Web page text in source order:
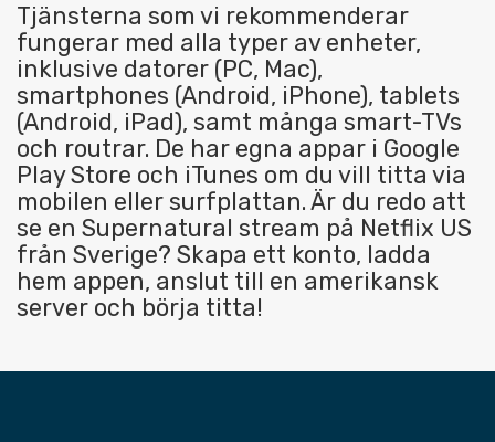
Tjänsterna som vi rekommenderar
fungerar med alla typer av enheter,
inklusive datorer (PC, Mac),
smartphones (Android, iPhone), tablets
(Android, iPad), samt många smart-TVs
och routrar. De har egna appar i Google
Play Store och iTunes om du vill titta via
mobilen eller surfplattan. Är du redo att
se en Supernatural stream på Netflix US
från Sverige? Skapa ett konto, ladda
hem appen, anslut till en amerikansk
server och börja titta!